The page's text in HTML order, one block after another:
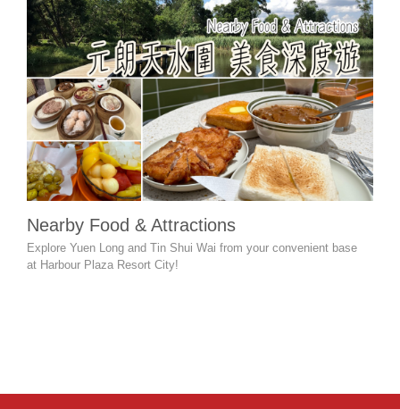
Nearby Food & Attractions
Explore Yuen Long and Tin Shui Wai from your convenient base
at Harbour Plaza Resort City!